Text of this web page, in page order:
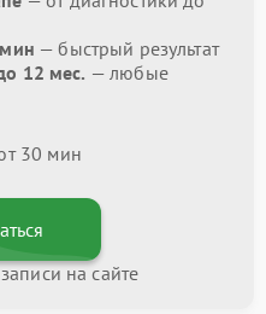
— быстрый результат
12 мес. — любые
30 мин
на сайте